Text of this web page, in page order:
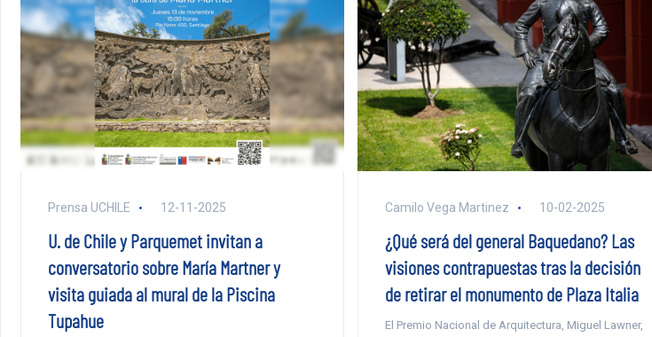
Prensa UCHILE 12-11-2025
U. de Chile y Parquemet invitan a
conversatorio sobre María Martner y
visita guiada al mural de la Piscina
Tupahue
Camilo Vega Martinez 10-02-2025
¿Qué será del general Baquedano? Las
visiones contrapuestas tras la decisión
de retirar el monumento de Plaza Italia
El Premio Nacional de Arquitectura, Miguel Lawner,